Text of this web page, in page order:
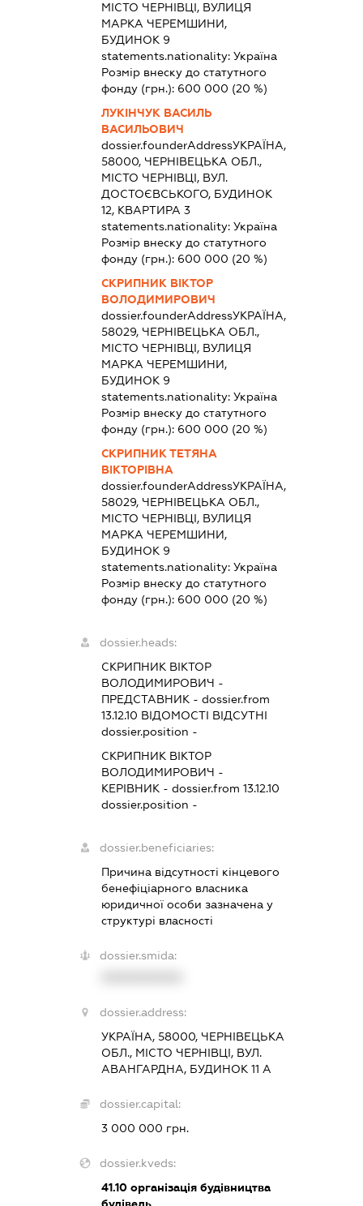
МІСТО ЧЕРНІВЦІ, ВУЛИЦЯ
МАРКА ЧЕРЕМШИНИ,
БУДИНОК 9
statements.nationality: Україна
Розмір внеску до статутного
фонду (грн.): 600 000 (20 %)
ЛУКІНЧУК ВАСИЛЬ
ВАСИЛЬОВИЧ
dossier.founderAddressУКРАЇНА,
58000, ЧЕРНІВЕЦЬКА ОБЛ.,
МІСТО ЧЕРНІВЦІ, ВУЛ.
ДОСТОЄВСЬКОГО, БУДИНОК
12, КВАРТИРА 3
statements.nationality: Україна
Розмір внеску до статутного
фонду (грн.): 600 000 (20 %)
СКРИПНИК ВІКТОР
ВОЛОДИМИРОВИЧ
dossier.founderAddressУКРАЇНА,
58029, ЧЕРНІВЕЦЬКА ОБЛ.,
МІСТО ЧЕРНІВЦІ, ВУЛИЦЯ
МАРКА ЧЕРЕМШИНИ,
БУДИНОК 9
statements.nationality: Україна
Розмір внеску до статутного
фонду (грн.): 600 000 (20 %)
СКРИПНИК ТЕТЯНА
ВІКТОРІВНА
dossier.founderAddressУКРАЇНА,
58029, ЧЕРНІВЕЦЬКА ОБЛ.,
МІСТО ЧЕРНІВЦІ, ВУЛИЦЯ
МАРКА ЧЕРЕМШИНИ,
БУДИНОК 9
statements.nationality: Україна
Розмір внеску до статутного
фонду (грн.): 600 000 (20 %)
dossier.heads:
СКРИПНИК ВІКТОР
ВОЛОДИМИРОВИЧ -
ПРЕДСТАВНИК- dossier.from
13.12.10 ВІДОМОСТІ ВІДСУТНІ
dossier.position -
СКРИПНИК ВІКТОР
ВОЛОДИМИРОВИЧ -
КЕРІВНИК- dossier.from 13.12.10
dossier.position -
dossier.beneficiaries:
Причина відсутності кінцевого
бенефіціарного власника
юридичної особи зазначена у
структурі власності
dossier.smida:
dossier.address:
УКРАЇНА, 58000, ЧЕРНІВЕЦЬКА
ОБЛ., МІСТО ЧЕРНІВЦІ, ВУЛ.
АВАНГАРДНА, БУДИНОК 11 А
dossier.capital:
3 000 000 грн.
dossier.kveds:
41.10організація будівництва